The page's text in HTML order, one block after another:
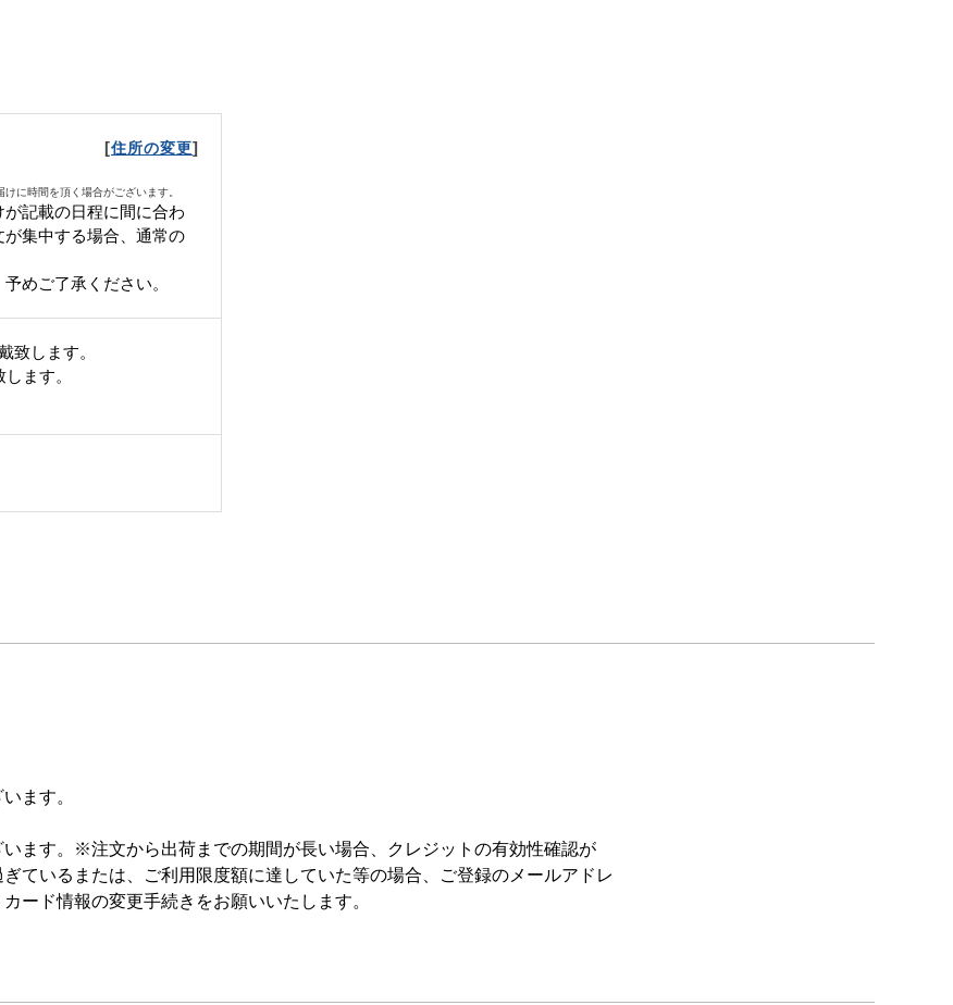
[住所の変更]
に時間を頂く場合がございます。
記載の日程に間に合わ
が集中する場合、通常の
めご了承ください。
致します。
ます。
ます。
ます。 ※注文から出荷までの期間が長い場合、クレジットの有効性確認が
ているまたは、ご利用限度額に達していた等の場合、ご登録のメールアドレ
ード情報の変更手続きをお願いいたします。